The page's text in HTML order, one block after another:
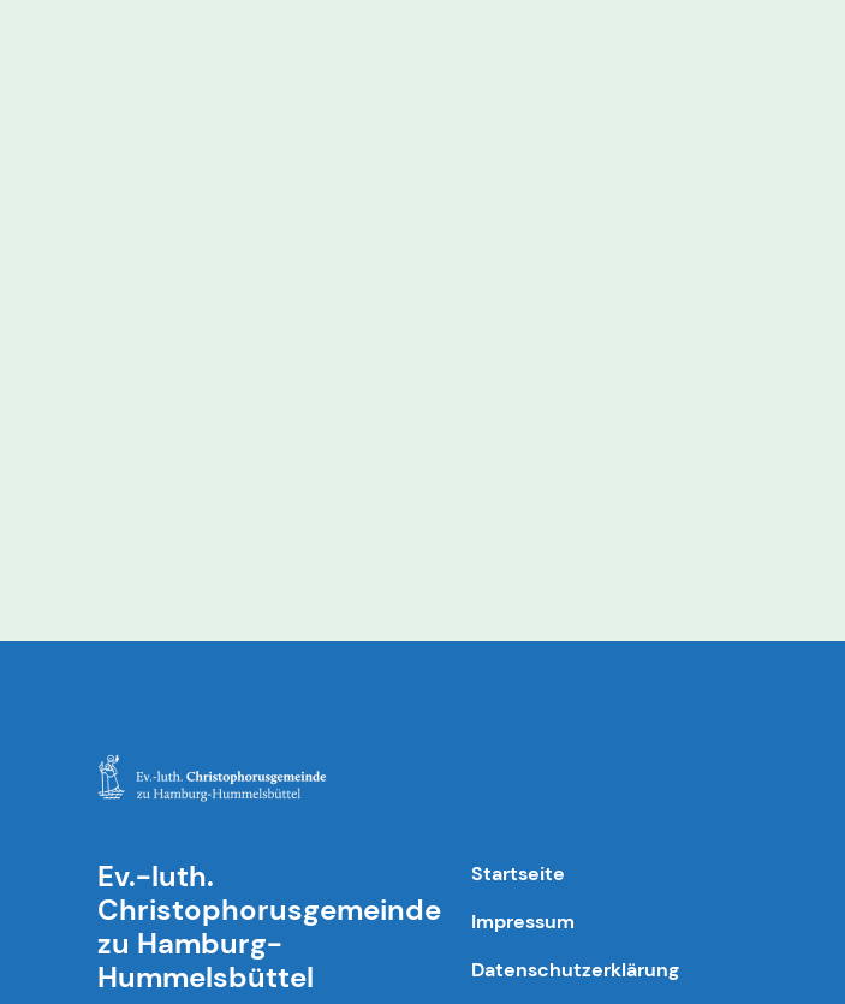
Ev.-luth.
Christophorusgemeinde
zu Hamburg-
Hummelsbüttel
Startseite
Impressum
Datenschutzerklärung